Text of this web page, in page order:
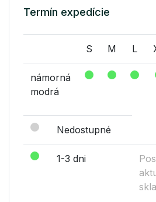
Termín expedície
S M L
námorná
modrá
Nedostupné
1-3 dni